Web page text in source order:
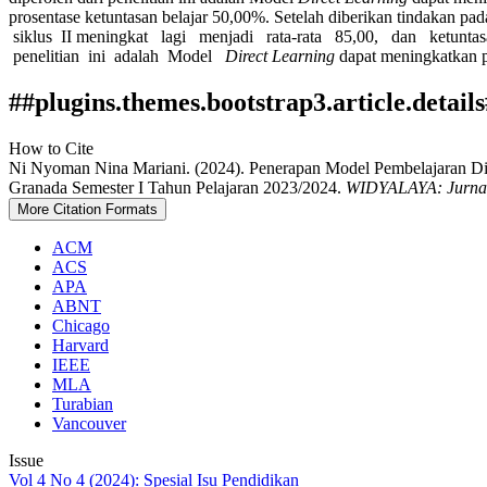
prosentase ketuntasan belajar 50,00%. Setelah diberikan tindakan
siklus II meningkat lagi menjadi rata-rata 85,00, dan
penelitian ini adalah Model Direct Learning dapat meningkatkan
How to Cite
Ni Nyoman Nina Mariani. (2024). Penerapan Model Pembelajaran
Granada Semester I Tahun Pelajaran 2023/2024. WIDYALAYA:
More Citation Formats
ACM
ACS
APA
ABNT
Chicago
Harvard
IEEE
MLA
Turabian
Vancouver
Issue
Vol 4 No 4 (2024): Spesial Isu Pendidikan